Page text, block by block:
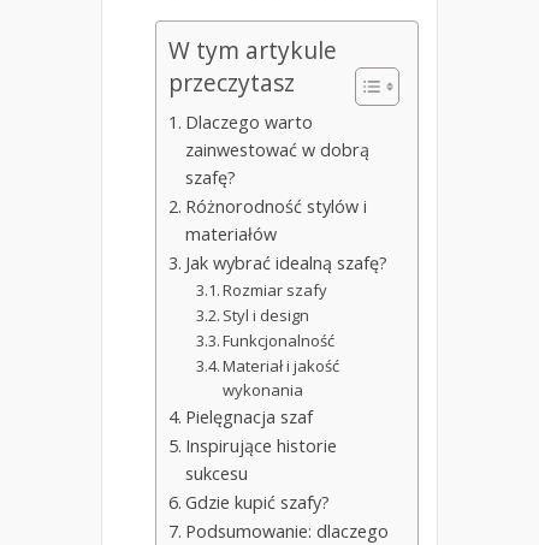
W tym artykule
przeczytasz
Dlaczego warto
zainwestować w dobrą
szafę?
Różnorodność stylów i
materiałów
Jak wybrać idealną szafę?
Rozmiar szafy
Styl i design
Funkcjonalność
Materiał i jakość
wykonania
Pielęgnacja szaf
Inspirujące historie
sukcesu
Gdzie kupić szafy?
Podsumowanie: dlaczego